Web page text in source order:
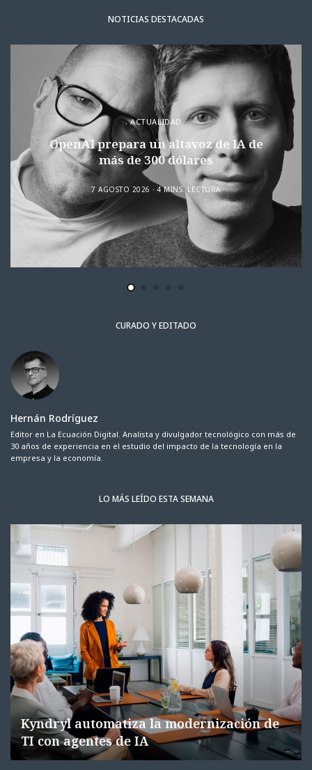
NOTICIAS DESTACADAS
ACTUALIDAD
OpenAI prepara un altavoz de IA de
más de 300 dólares
7 AGOSTO 2026 4 MINS. LECTURA
CURADO Y EDITADO
Hernán Rodríguez
Editor en La Ecuación Digital. Analista y divulgador tecnológico con más de
30 años de experiencia en el estudio del impacto de la tecnología en la
empresa y la economía.
LO MÁS LEÍDO ESTA SEMANA
Kyndryl automatiza la modernización de
TI con agentes de IA